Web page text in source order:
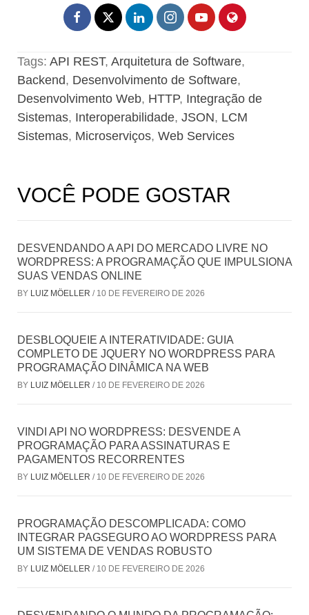
Tags: API REST, Arquitetura de Software,
Backend, Desenvolvimento de Software,
Desenvolvimento Web, HTTP, Integração de
Sistemas, Interoperabilidade, JSON, LCM
Sistemas, Microserviços, Web Services
VOCÊ PODE GOSTAR
DESVENDANDO A API DO MERCADO LIVRE NO
WORDPRESS: A PROGRAMAÇÃO QUE IMPULSIONA
SUAS VENDAS ONLINE
BY LUIZ MÖELLER / 10 DE FEVEREIRO DE 2026
DESBLOQUEIE A INTERATIVIDADE: GUIA
COMPLETO DE JQUERY NO WORDPRESS PARA
PROGRAMAÇÃO DINÂMICA NA WEB
BY LUIZ MÖELLER / 10 DE FEVEREIRO DE 2026
VINDI API NO WORDPRESS: DESVENDE A
PROGRAMAÇÃO PARA ASSINATURAS E
PAGAMENTOS RECORRENTES
BY LUIZ MÖELLER / 10 DE FEVEREIRO DE 2026
PROGRAMAÇÃO DESCOMPLICADA: COMO
INTEGRAR PAGSEGURO AO WORDPRESS PARA
UM SISTEMA DE VENDAS ROBUSTO
BY LUIZ MÖELLER / 10 DE FEVEREIRO DE 2026